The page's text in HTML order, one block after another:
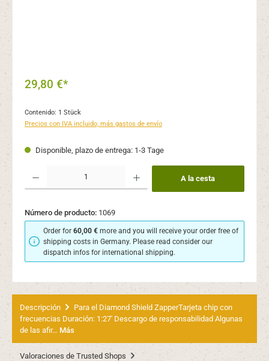
29,80 €*
Contenido: 1 Stück
Precios con IVA incluido, más gastos de envío
Disponible, plazo de entrega: 1-3 Tage
Cantidad del producto: introduce la cantidad deseada o usa los botones para
A la cesta
Número de producto: 1069
Order for60,00 € more and you will receive your order free of
shipping costs in Germany. Please read consider our
dispatch infos for international shipping.
Descripción
Para el Diamond Shield ZapperTarjeta chip con
frecuencias Duración: 1:27' Descargo de responsabilidad Algunas
de las afir… Más
Valoraciones de Trusted Shops